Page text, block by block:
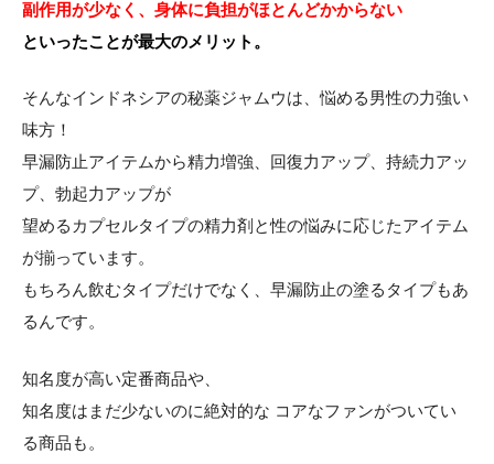
副作用が少なく、身体に負担がほとんどかからない
といったことが最大のメリット。
そんなインドネシアの秘薬ジャムウは、悩める男性の力強い
味方！
早漏防止アイテムから精力増強、回復力アップ、持続力アッ
プ、勃起力アップが
望めるカプセルタイプの精力剤と性の悩みに応じたアイテム
が揃っています。
もちろん飲むタイプだけでなく、早漏防止の塗るタイプもあ
るんです。
知名度が高い定番商品や、
知名度はまだ少ないのに絶対的な コアなファンがついてい
る商品も。